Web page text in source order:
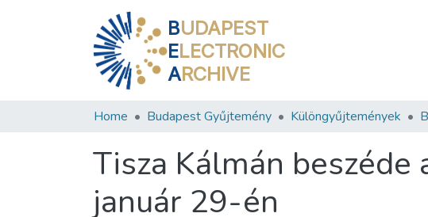
BUDAPEST
ELECTRONIC
ARCHIVE
Home Budapest Gyűjtemény Különgyűjtemények
Tisza Kálmán
január 29-én